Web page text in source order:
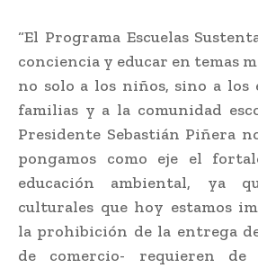
“El Programa Escuelas
conciencia y educar en temas
no solo a los niños, sino a los
familias y a la comunidad
Presidente Sebastián Piñera
pongamos como eje el
educación ambiental, ya
culturales que hoy estamos
la prohibición de la entrega
de comercio- requieren de